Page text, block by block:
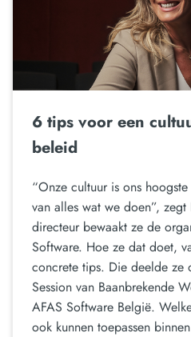
6 tips voor een
beleid
“Onze cultuur is ons
van alles wat we doen”, zegt
directeur bewaakt ze de
Software. Hoe ze dat doet,
concrete tips. Die deelde ze
Session van Baanbrekende
AFAS Software België.
ook kunnen toepassen